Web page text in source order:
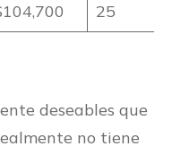
25
deseables que
no tiene